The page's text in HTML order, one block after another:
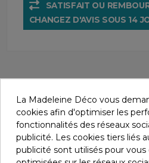
SATISFAIT OU
CHANGEZ D'AVIS SOUS 14
Détails du produit
La Madeleine Déco vous
cookies afin d'optimiser les
fonctionnalités des réseaux
publicité. Les cookies tiers liés
publicité sont utilisés pour